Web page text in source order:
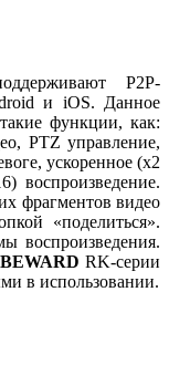
P2P-
и iOS. Данное
функции, как:
PTZ управление,
ускоренное (x2
воспроизведение.
фрагментов видео
«поделиться».
воспроизведения.
BEWARD RK-серии
в использовании.